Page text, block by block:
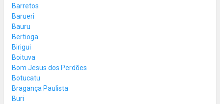
Barretos
Barueri
Bauru
Bertioga
Birigui
Boituva
Bom Jesus dos Perdões
Botucatu
Bragança Paulista
Buri